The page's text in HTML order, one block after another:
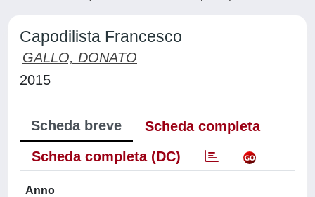
Capodilista Francesco
GALLO, DONATO
2015
Scheda breve
Scheda completa
Scheda completa (DC)
Anno